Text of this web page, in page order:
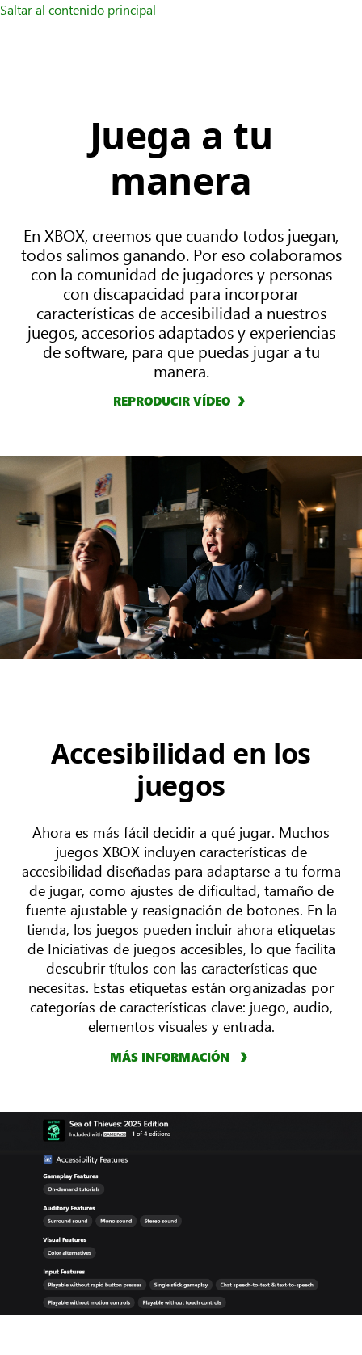
Saltar al contenido principal
Juega a tu
manera
En XBOX, creemos que cuando todos juegan,
todos salimos ganando. Por eso colaboramos
con la comunidad de jugadores y personas
con discapacidad para incorporar
características de accesibilidad a nuestros
juegos, accesorios adaptados y experiencias
de software, para que puedas jugar a tu
manera.
REPRODUCIR VÍDEO
Accesibilidad en los
juegos
Ahora es más fácil decidir a qué jugar. Muchos
juegos XBOX incluyen características de
accesibilidad diseñadas para adaptarse a tu forma
de jugar, como ajustes de dificultad, tamaño de
fuente ajustable y reasignación de botones. En la
tienda, los juegos pueden incluir ahora etiquetas
de Iniciativas de juegos accesibles, lo que facilita
descubrir títulos con las características que
necesitas. Estas etiquetas están organizadas por
categorías de características clave: juego, audio,
elementos visuales y entrada.
MÁS INFORMACIÓN